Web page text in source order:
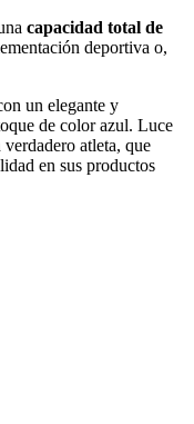
capacidad total de
deportiva o,
un elegante y
de color azul. Luce
atleta, que
en sus productos